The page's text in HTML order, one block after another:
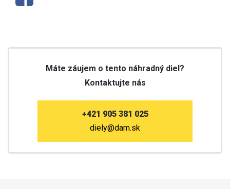
Máte záujem o tento náhradný diel?
Kontaktujte nás
+421 905 381 025
diely@dam.sk